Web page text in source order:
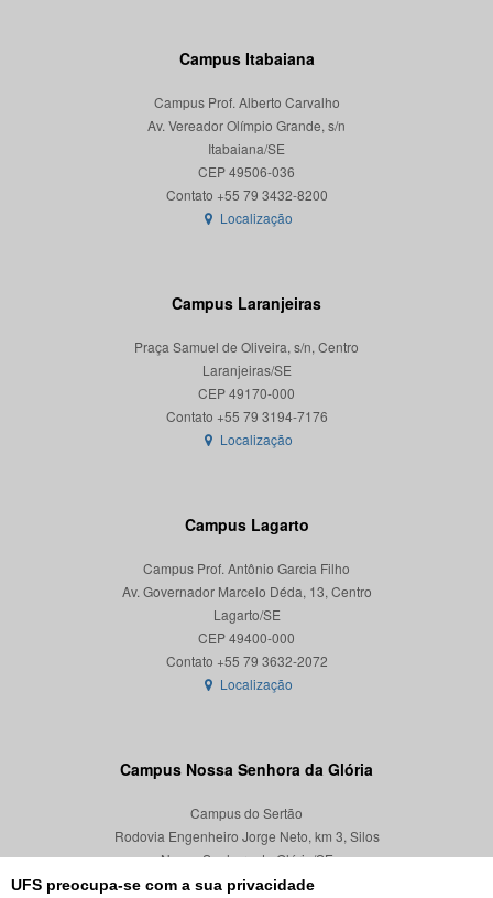
UFS preocupa-se com a sua privacidade
Campus Itabaiana
Campus Prof. Alberto Carvalho
Av. Vereador Olímpio Grande, s/n
Itabaiana/SE
CEP 49506-036
Localização
Campus Laranjeiras
Praça Samuel de Oliveira, s/n, Centro
Laranjeiras/SE
CEP 49170-000
Localização
Campus Lagarto
Campus Prof. Antônio Garcia Filho
Av. Governador Marcelo Déda, 13, Centro
Lagarto/SE
CEP 49400-000
Localização
Campus Nossa Senhora da Glória
Campus do Sertão
Rodovia Engenheiro Jorge Neto, km 3, Silos
Nossa Senhora da Glória/SE
CEP 49680-000